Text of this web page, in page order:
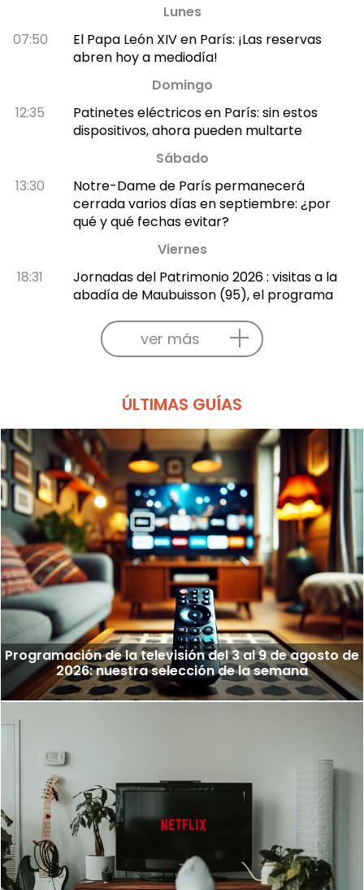
Lunes
07:50
El Papa León XIV en París: ¡Las reservas
abren hoy a mediodía!
Domingo
12:35
Patinetes eléctricos en París: sin estos
dispositivos, ahora pueden multarte
Sábado
13:30
Notre-Dame de París permanecerá
cerrada varios días en septiembre: ¿por
qué y qué fechas evitar?
Viernes
18:31
Jornadas del Patrimonio 2026 : visitas a la
abadía de Maubuisson (95), el programa
ver más
ÚLTIMAS GUÍAS
Programación de la televisión del 3 al 9 de agosto de
2026: nuestra selección de la semana